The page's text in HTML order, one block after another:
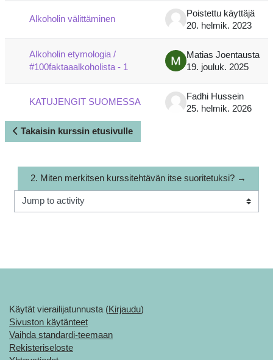
Alkoholin välittäminen
Poistettu käyttäjä
20. helmik. 2023
Alkoholin etymologia /
#100faktaaalkoholista - 1
Matias Joentausta
19. jouluk. 2025
KATUJENGIT SUOMESSA
Fadhi Hussein
25. helmik. 2026
Takaisin kurssin etusivulle
Jump to activity
2. Miten merkitsen kurssitehtävän itse suoritetuksi? →
Käytät vierailijatunnusta (Kirjaudu)
Sivuston käytänteet
Vaihda standardi-teemaan
Rekisteriseloste